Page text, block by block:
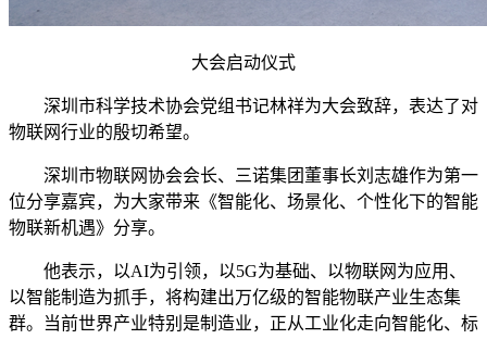
大会启动仪式
深圳市科学技术协会党组书记林祥为大会致辞，表达了对
物联网行业的殷切希望。
深圳市物联网协会会长、三诺集团董事长刘志雄作为第一
位分享嘉宾，为大家带来《智能化、场景化、个性化下的智能
物联新机遇》分享。
他表示，以AI为引领，以5G为基础、以物联网为应用、
以智能制造为抓手，将构建出万亿级的智能物联产业生态集
群。当前世界产业特别是制造业，正从工业化走向智能化、标